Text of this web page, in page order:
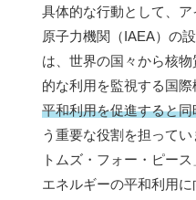
具体的な行動として、
原子力機関（IAEA）の
は、世界の国々から核
的な利用を監視する国際
平和利用を促進すると
う重要な役割を担って
トムズ・フォー・ピー
エネルギーの平和利用